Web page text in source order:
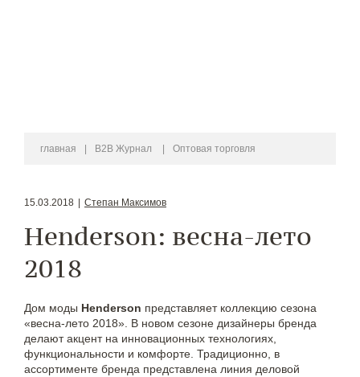
главная B2B Журнал Оптовая торговля
15.03.2018 Степан Максимов
Henderson: весна-лето
2018
Дом моды Henderson представляет коллекцию сезона
«весна-лето 2018». В новом сезоне дизайнеры бренда
делают акцент на инновационных технологиях,
функциональности и комфорте. Традиционно, в
ассортименте бренда представлена линия деловой